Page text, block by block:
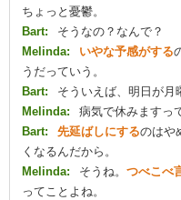
ちょっと憂鬱。
Bart:
そうなの？なんで？
Melinda:
いやな予感がする
うだっていう。
Bart:
そういえば、明日が月
Melinda:
病気で休みますっ
Bart:
先延ばしにするのはや
くなるんだから。
Melinda:
そうね。 つべこべ
ってことよね。